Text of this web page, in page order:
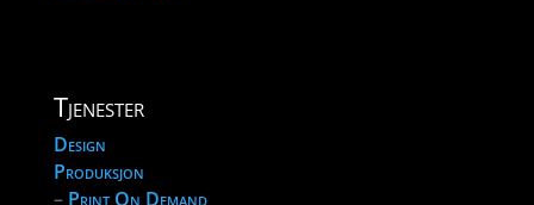
Tjenester
Design
Produksjon
– Print On Demand